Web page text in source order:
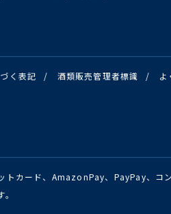
く表記 / 酒類販売管理者標識 / よ
トカード、AmazonPay、PayPay、コ